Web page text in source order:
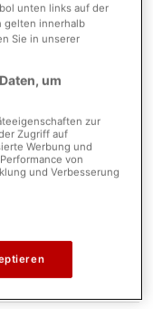
unten links auf der
gelten innerhalb
Sie in unserer
um
zur
Zugriff auf
Werbung und
von
und Verbesserung